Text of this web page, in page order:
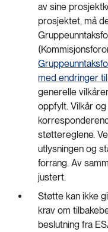
av sine
prosjektet, må
med endringer
generelle
oppfylt. Vilkår
støttereglene.
utlysningen og
forrang. Av
justert.
Støtte kan ikke
krav om
beslutning fra